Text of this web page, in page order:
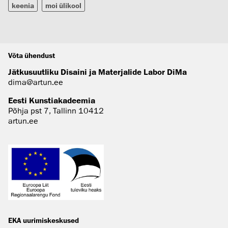
keenia moi ülikool
Võta ühendust
Jätkusuutliku Disaini ja Materjalide Labor DiMa
dima@artun.ee
Eesti Kunstiakadeemia
Põhja pst 7, Tallinn 10412
artun.ee
EKA uurimiskeskused